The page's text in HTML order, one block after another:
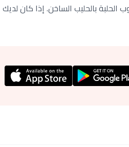
بالحليب الساخن. إذا كان لديك